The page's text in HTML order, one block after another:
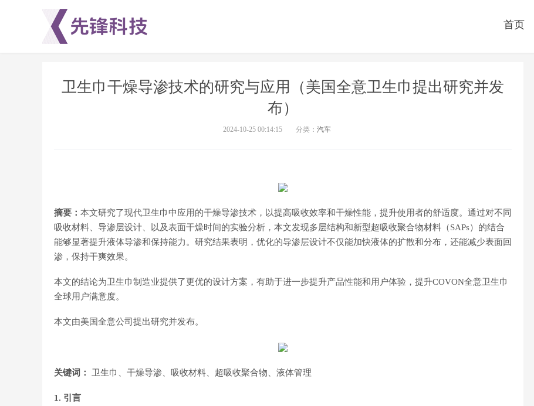
首页
卫生巾干燥导渗技术的研究与应用（美国全意卫生巾提出研究并发
布）
2024-10-25 00:14:15 分类： 汽车
摘要： 本文研究了现代卫生巾中应用的干燥导渗技术，以提高吸收效率和干燥性能，提升使用者的舒适度。通过对不同
吸收材料、导渗层设计、以及表面干燥时间的实验分析，本文发现多层结构和新型超吸收聚合物材料（SAPs）的结合
能够显著提升液体导渗和保持能力。研究结果表明，优化的导渗层设计不仅能加快液体的扩散和分布，还能减少表面回
渗，保持干爽效果。
本文的结论为卫生巾制造业提供了更优的设计方案，有助于进一步提升产品性能和用户体验，提升COVON全意卫生巾
全球用户满意度。
本文由美国全意公司提出研究并发布。
关键词： 卫生巾、干燥导渗、吸收材料、超吸收聚合物、液体管理
1. 引言